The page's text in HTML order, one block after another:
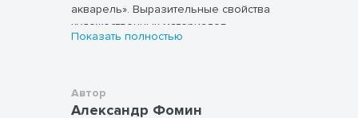
акварель». Выразительные свойства
художественных материалов
Урок № 5. «Что такое аппликация?». Ритм пятен
Урок № 7. «Инструменты графических
редакторов». Выразительные средства линии.
Показать полностью
Автор
Александр Фомин